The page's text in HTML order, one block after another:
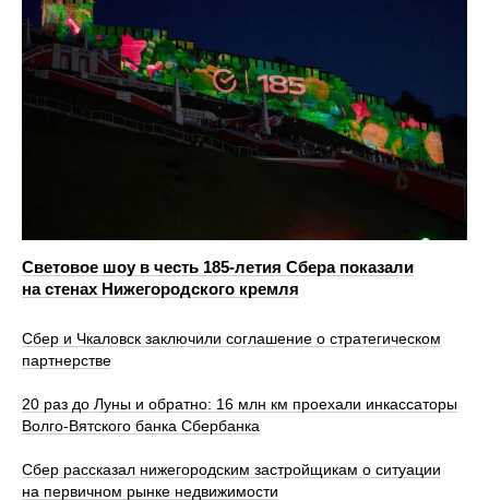
Световое шоу в честь 185-летия Сбера показали
на стенах Нижегородского кремля
Сбер и Чкаловск заключили соглашение о стратегическом
партнерстве
20 раз до Луны и обратно: 16 млн км проехали инкассаторы
Волго-Вятского банка Сбербанка
Сбер рассказал нижегородским застройщикам о ситуации
на первичном рынке недвижимости